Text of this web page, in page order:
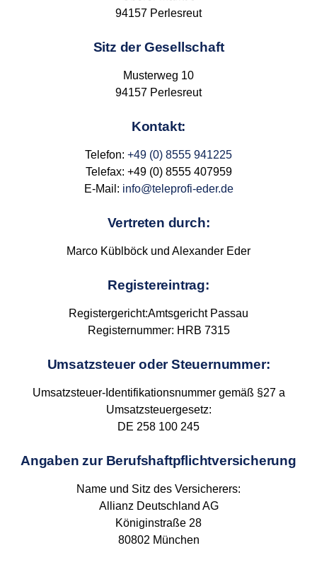
94157 Perlesreut
Sitz der Gesellschaft
Musterweg 10
94157 Perlesreut
Kontakt:
Telefon: +49 (0) 8555 941225
Telefax: +49 (0) 8555 407959
E-Mail: info@teleprofi-eder.de
Vertreten durch:
Marco Küblböck und Alexander Eder
Registereintrag:
Registergericht:Amtsgericht Passau
Registernummer: HRB 7315
Umsatzsteuer oder Steuernummer:
Umsatzsteuer-Identifikationsnummer gemäß §27 a
Umsatzsteuergesetz:
DE 258 100 245
Angaben zur Berufshaftpflichtversicherung
Name und Sitz des Versicherers:
Allianz Deutschland AG
Königinstraße 28
80802 München